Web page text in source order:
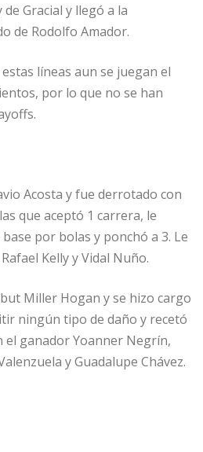
Gracial y llegó a la
de Rodolfo Amador.
líneas aun se juegan el
por lo que no se han
Acosta y fue derrotado con
que aceptó 1 carrera, le
por bolas y ponchó a 3. Le
Kelly y Vidal Nuño.
Miller Hogan y se hizo cargo
ningún tipo de daño y recetó
el ganador Yoanner Negrín,
y Guadalupe Chávez.